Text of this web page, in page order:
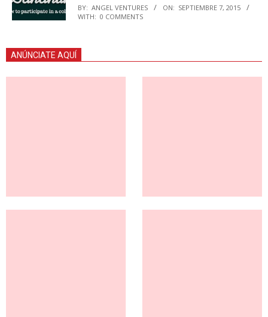
BY: ANGEL VENTURES ON: SEPTIEMBRE 7, 2015
WITH: 0 COMMENTS
ANÚNCIATE AQUÍ